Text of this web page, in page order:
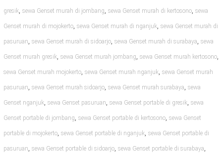
gresik, sewa Genset murah di jombang, sewa Genset murah di kertosono, sewa
Genset murah di mojokerto, sewa Genset murah di nganjuk, sewa Genset murah di
pasuruan, sewa Genset murah di sidoarjo, sewa Genset murah di surabaya, sewa
Genset murah gresik, sewa Genset murah jombang, sewa Genset murah kertosono,
sewa Genset murah mojokerto, sewa Genset murah nganjuk, sewa Genset murah
pasuruan, sewa Genset murah sidoarjo, sewa Genset murah surabaya, sewa
Genset nganjuk, sewa Genset pasuruan, sewa Genset portable di gresik, sewa
Genset portable di jombang, sewa Genset portable di kertosono, sewa Genset
portable di mojokerto, sewa Genset portable di nganjuk, sewa Genset portable di
pasuruan, sewa Genset portable di sidoarjo, sewa Genset portable di surabaya,